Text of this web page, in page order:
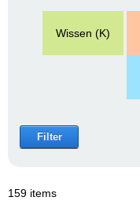
Wissen (K)
Filter
159 items